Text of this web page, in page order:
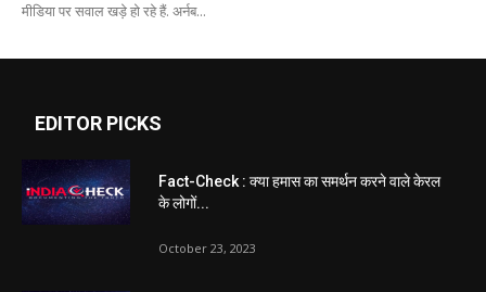
मीडिया पर सवाल खड़े हो रहे हैं. अर्नब...
EDITOR PICKS
Fact-Check : क्या हमास का समर्थन करने वाले केरल
के लोगों...
October 23, 2023